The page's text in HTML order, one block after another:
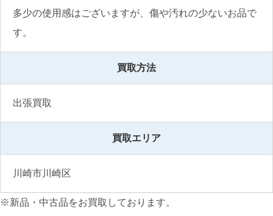
多少の使用感はございますが、傷や汚れの少ないお品で
す。
買取方法
出張買取
買取エリア
川崎市川崎区
※新品・中古品をお買取しております。